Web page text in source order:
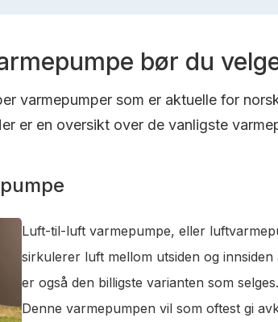
bør du
varmepumper som er aktuelle for
er en oversikt over de vanligste
Luft-til-luft varmepumpe, eller
sirkulerer luft mellom utsiden og
er også den billigste varianten som
Denne varmepumpen vil som oftest gi